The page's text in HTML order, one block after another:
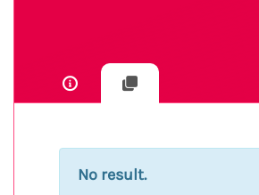
No result.